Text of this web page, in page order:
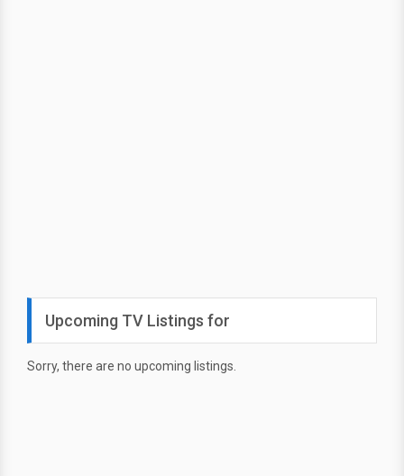
Upcoming TV Listings for
Sorry, there are no upcoming listings.